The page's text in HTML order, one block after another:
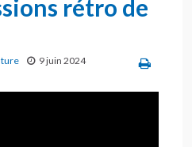
rétro de
9 juin 2024